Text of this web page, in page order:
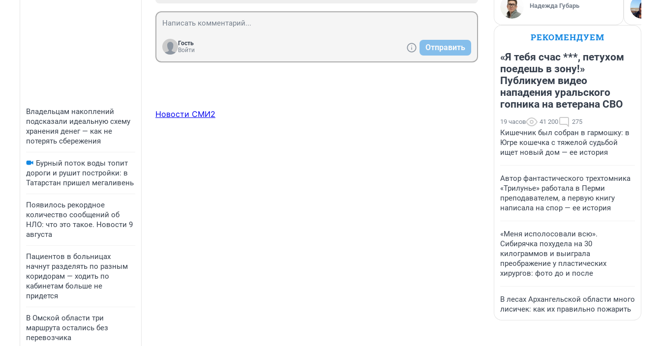
Владельцам накоплений
подсказали идеальную схему
хранения денег — как не
потерять сбережения
Бурный поток воды топит
дороги и рушит постройки: в
Татарстан пришел мегаливень
Появилось рекордное
количество сообщений об
НЛО: что это такое. Новости 9
августа
Пациентов в больницах
начнут разделять по разным
коридорам — ходить по
кабинетам больше не
придется
В Омской области три
маршрута остались без
перевозчика
Гость
Войти
Отправить
Новости СМИ2
Надежда Губарь
РЕКОМЕНДУЕМ
«Я тебя счас ***, петухом
поедешь в зону!»
Публикуем видео
нападения уральского
гопника на ветерана СВО
19 часов 41 200 275
Кишечник был собран в гармошку: в
Югре кошечка с тяжелой судьбой
ищет новый дом — ее история
Автор фантастического трехтомника
«Трилунье» работала в Перми
преподавателем, а первую книгу
написала на спор — ее история
«Меня исполосовали всю».
Сибирячка похудела на 30
килограммов и выиграла
преображение у пластических
хирургов: фото до и после
В лесах Архангельской области много
лисичек: как их правильно пожарить